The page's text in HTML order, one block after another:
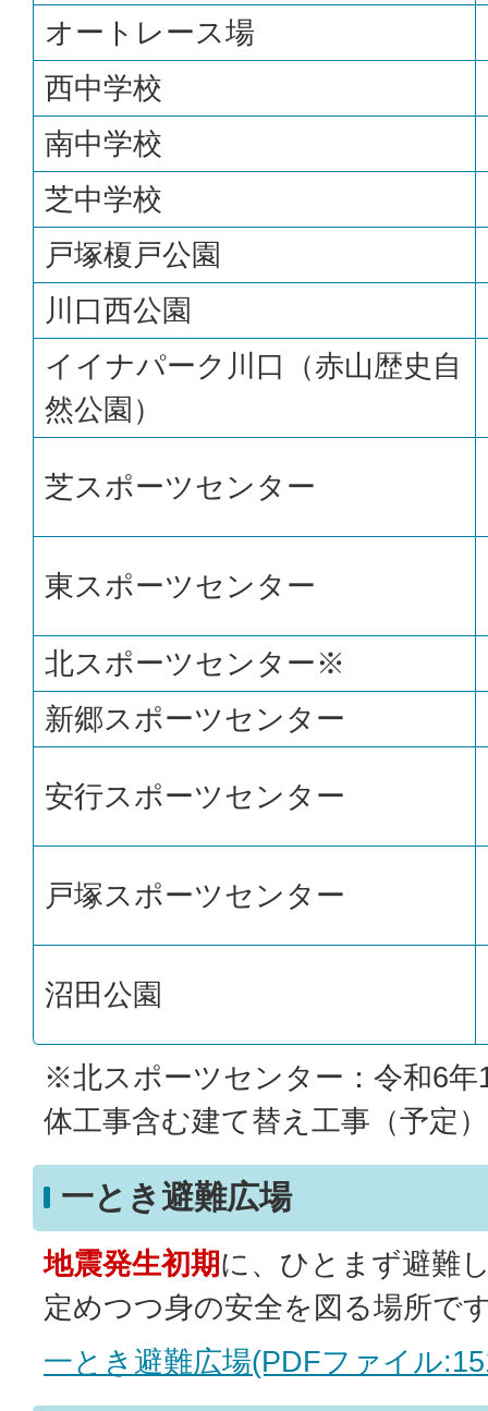
オートレース場
西中学校
南中学校
芝中学校
戸塚榎戸公園
川口西公園
イイナパーク川口（赤山歴史自
然公園）
芝スポーツセンター
東スポーツセンター
北スポーツセンター※
新郷スポーツセンター
安行スポーツセンター
戸塚スポーツセンター
沼田公園
※北スポーツセンター：令和6年
体工事含む建て替え工事（予定）
一とき避難広場
地震発生初期に、ひとまず避難
定めつつ身の安全を図る場所で
一とき避難広場(PDFファイル